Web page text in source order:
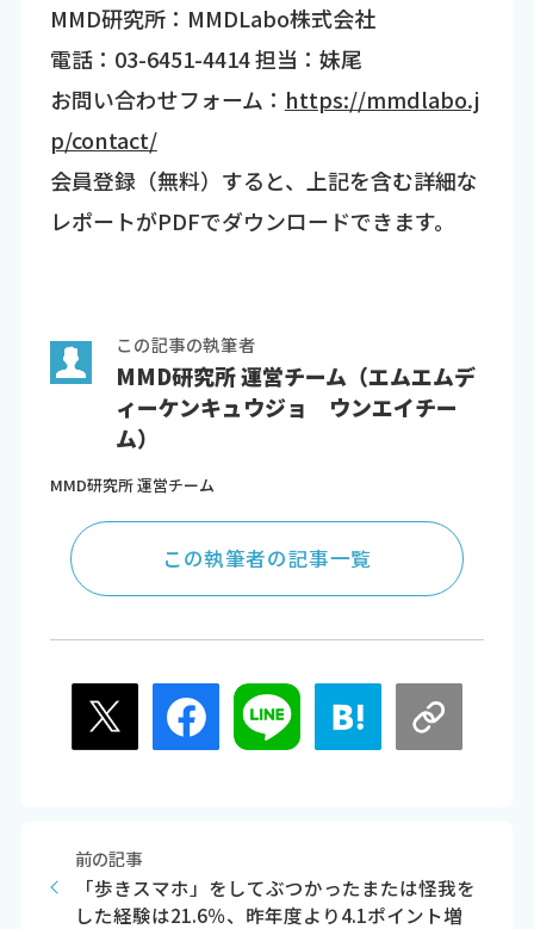
MMD研究所：MMDLabo株式会社
電話：03-6451-4414 担当：妹尾
お問い合わせフォーム： https://mmdlabo.j
p/contact/
会員登録（無料）すると、上記を含む詳細な
レポートがPDFでダウンロードできます。
この記事の執筆者
MMD研究所 運営チーム（エムエムデ
ィーケンキュウジョ ウンエイチー
ム）
MMD研究所 運営チーム
この執筆者の記事一覧
前の記事
「歩きスマホ」をしてぶつかったまたは怪我を
した経験は21.6％、昨年度より4.1ポイント増